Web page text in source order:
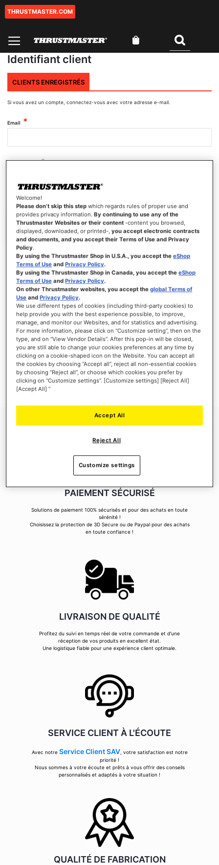
Aller
THRUSTMASTER.COM
Identifiant client
CLIENTS ENREGISTRÉS
Si vous avez un compte, connectez-vous avec votre adresse e-mail.
Email
Afficher le mot de passe
SE CONNECTER
Mot de passe oublié ?
NOUVEAUX CLIENTS
Créer un compte a de nombreux avantages : commander plus rapidement, enregistrer
plusieurs adresses, suivre vos commandes et plus encore.
CRÉER UN COMPTE
PAIEMENT SÉCURISÉ
Solutions de paiement 100% sécurisés et pour des achats en toute
sérénité !
Choisissez la protection de 3D Secure ou de Paypal pour des achats
en toute confiance !
LIVRAISON DE QUALITÉ
Profitez du suivi en temps réel de votre commande et d'une
réception de vos produits en excellent état.
Une logistique fiable pour une expérience client optimale.
SERVICE CLIENT À L'ÉCOUTE
Avec notre Service Client SAV, votre satisfaction est notre
priorité !
Nous sommes à votre écoute et prêts à vous offrir des conseils
personnalisés et adaptés à votre situation !
QUALITÉ DE FABRICATION
Welcome!
Please don’t skip this step which regards rules of proper use and
provides privacy information.By continuing to use any of the
Thrustmaster Websites or their content -content you browsed,
displayed, downloaded, or printed-,you accept electronic contracts
and documents, and you accept their Terms of Use and Privacy
Policy.
By using the Thrustmaster Shop in U.S.A., you accept theeShop
Terms of Use andPrivacy Policy.
By using the Thrustmaster Shop in Canada, you accept theeShop
Terms of Use andPrivacy Policy.
On other Thrustmaster websites, you accept theglobal Terms of
Use andPrivacy Policy.
We use different types of cookies (including third-party cookies) to
help provide you with the best experience possible, to improve,
manage, and monitor our Websites, and for statistics and advertising.
For more information, please click on “Customize setting”, then on the
type, and on “View Vendor Details”. After this pop-in will be closed,
you are still able to change your cookies preferences at any time by
clicking on a cookie-shaped icon on the Website. You can accept all
the cookies by choosing “Accept all”, reject all non-essential cookies
by choosing “Reject all”, or choose which cookies you prefer by
clicking on “Customize settings”. [Customize settings] [Reject All]
[Accept All] ”
Reject All
Accept All
Customize settings